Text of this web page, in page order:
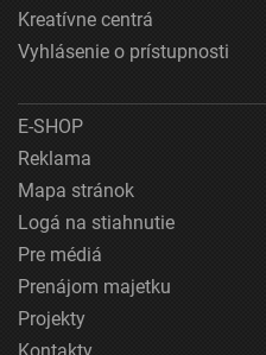
Kreatívne centrá
Vyhlásenie o prístupnosti
E-SHOP
Reklama
Mapa stránok
Logá na stiahnutie
Pre médiá
Prenájom majetku
Projekty
Kontakty